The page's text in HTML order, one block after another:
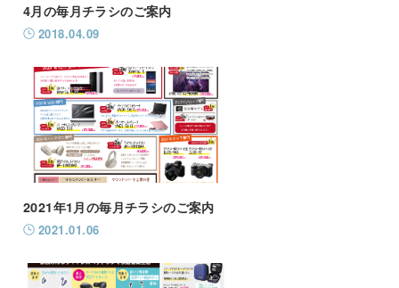
4月の毎月チラシのご案内
2018.04.09
2021年1月の毎月チラシのご案内
2021.01.06